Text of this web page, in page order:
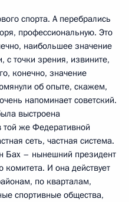
спорта. А перебрались
профессиональную. Это
наибольшее значение
с точки зрения, извините,
конечно, значение
об опыте, скажем,
напоминает советский.
выстроена
той же Федеративной
сеть, частная система.
Бах – нынешний президент
И она действует
по кварталам,
спортивные общества,